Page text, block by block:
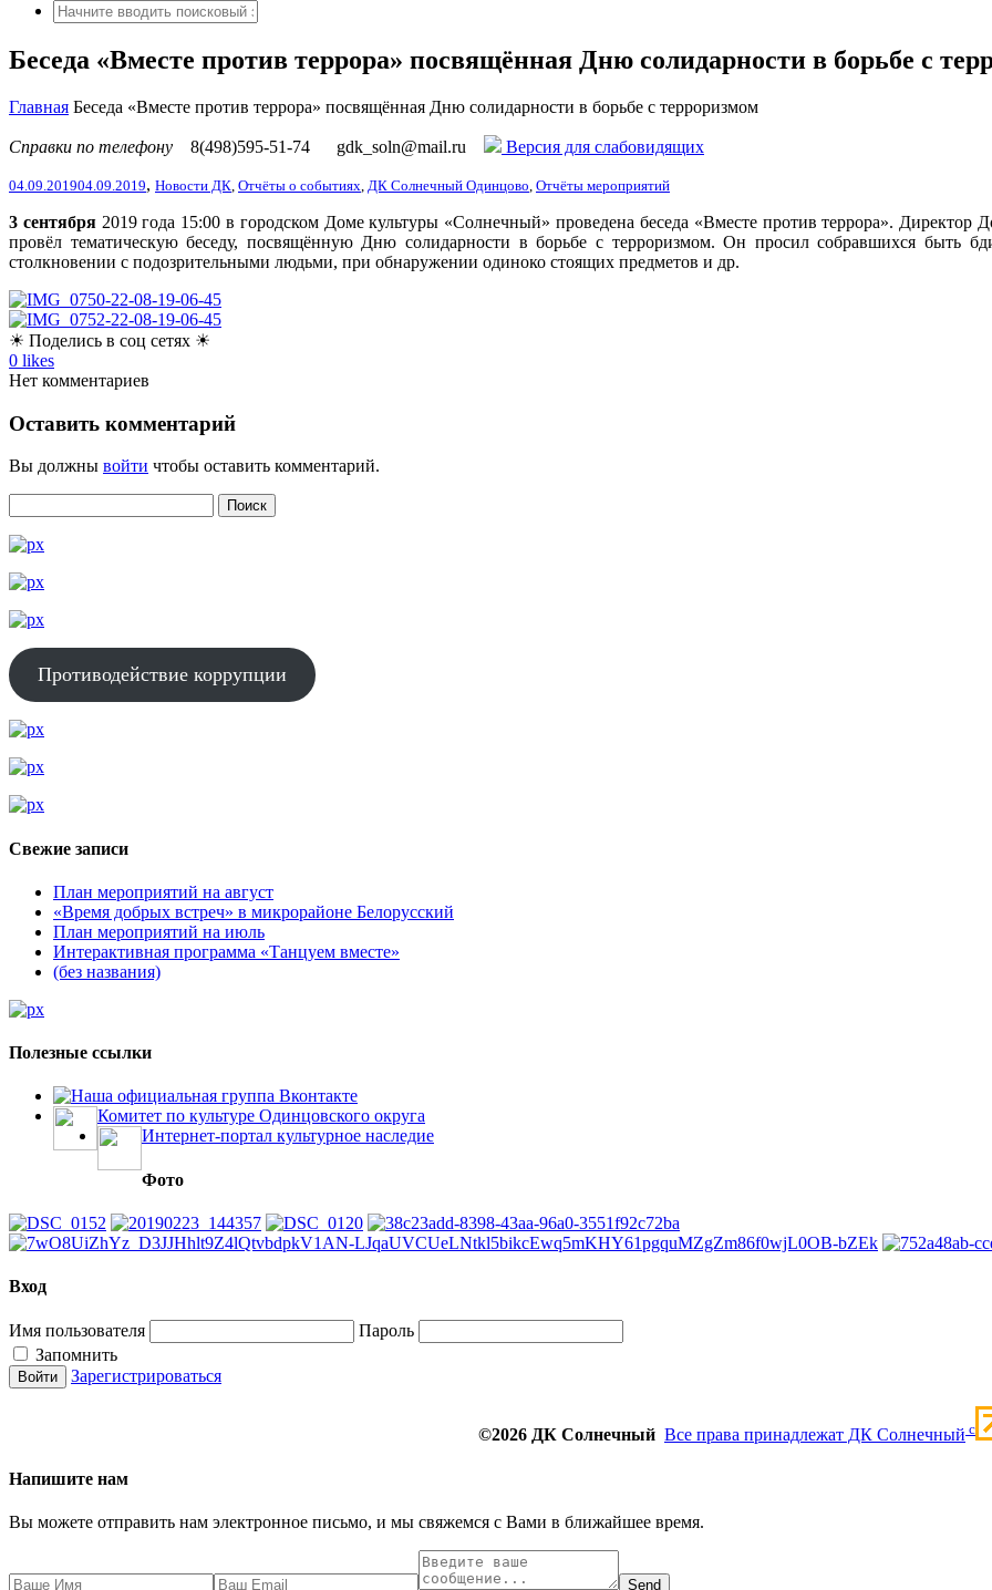
Беседа «Вместе против террора» посвящённая Дню солидарности в борьбе с
Главная Беседа «Вместе против террора» посвящённая Дню солидарности в борьбе с терроризмом
Справки по телефону 8(498)595-51-74 gdk_soln@mail.ru Версия для слабовидящих
04.09.201904.09.2019, Новости ДК Отчёты о событиях ДК Солнечный Одинцово Отчёты мероприятий
3 сентября2019 года 15:00 в городском Доме культуры «Солнечный» проведена беседа «Вместе против террора».
провёл тематическую беседу, посвящённую Дню солидарности в борьбе с терроризмом. Он просил собравшихся быть
столкновении с подозрительными людьми, при обнаружении одиноко стоящих предметов и др.
☀ Поделись в соц сетях ☀
0 likes
Нет комментариев
Оставить комментарий
Вы должны войти чтобы оставить комментарий.
Противодействие коррупции
Свежие записи
План мероприятий на август
«Время добрых встреч» в микрорайоне Белорусский
План мероприятий на июль
Интерактивная программа «Танцуем вместе»
(без названия)
Полезные ссылки
Наша официальная группа Вконтакте
Комитет по культуре Одинцовского округа
Интернет-портал культурное наследие
Фото
Вход
Имя пользователя
Пароль
Запомнить
Зарегистрироваться
©2026 ДК Солнечный Все права принадлежат ДК Солнечный c
Напишите нам
Вы можете отправить нам электронное письмо, и мы свяжемся с Вами в ближайшее время.
Send